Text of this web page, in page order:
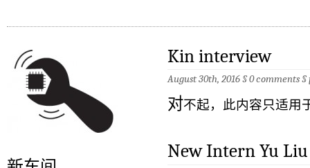
Kin interview
August 30th, 2016 §0 comments§
对不起，此内容只适用
New Intern Yu Liu